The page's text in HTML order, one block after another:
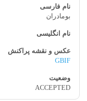
بومادران
GBIF
ACCEPTED